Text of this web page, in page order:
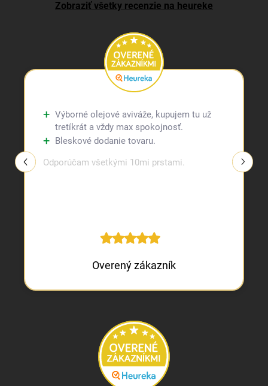
Zobraziť všetky recenzie na heureke
Výborné olejové aviváže, kupujem tu už
tretíkrát a vždy max spokojnosť.
Bleskové dodanie tovaru.
Odporúčam všetkými 10mi prstami.
Overený zákazník